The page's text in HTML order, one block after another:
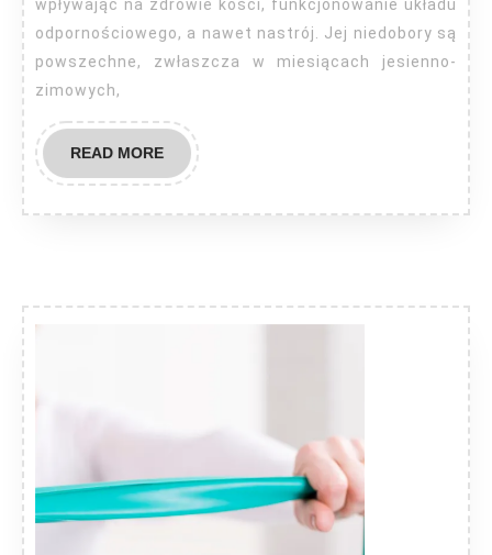
wpływając na zdrowie kości, funkcjonowanie układu
odpornościowego, a nawet nastrój. Jej niedobory są
powszechne, zwłaszcza w miesiącach jesienno-
zimowych,
READ MOREREAD
MORE